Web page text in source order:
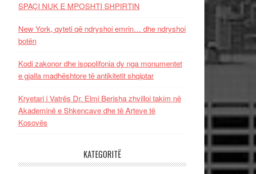
SPAÇI NUK E MPOSHTI SHPIRTIN
New York, qyteti që ndryshoi emrin… dhe ndryshoi
botën
Kodi zakonor dhe isopolifonia dy nga monumentet
e gjalla madhështore të antikitetit shqiptar
Kryetari i Vatrës Dr. Elmi Berisha zhvilloi takim në
Akademinë e Shkencave dhe të Arteve të
Kosovës
KATEGORITË